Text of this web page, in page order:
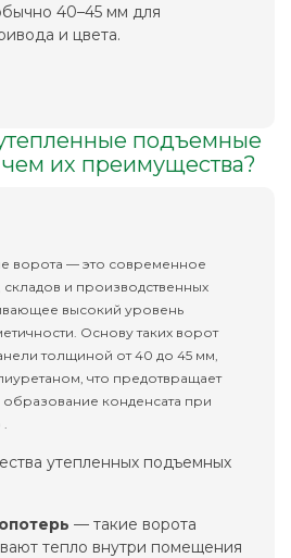
40–45 мм для
и цвета.
подъемные
чем их преимущества?
ворота — это современное
и производственных
высокий уровень
Основу таких ворот
толщиной от 40 до 45 мм,
что предотвращает
конденсата при
.
утепленных подъемных
— такие ворота
тепло внутри помещения